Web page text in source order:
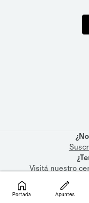
Visitá nuestro
Portada Apuntes